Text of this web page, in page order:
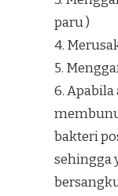
paru )
4.
5.
6.
bakteri
sehingga